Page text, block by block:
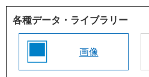
各種データ・ライブラリー
画像